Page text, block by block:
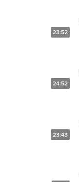
23:52
24:52
23:43